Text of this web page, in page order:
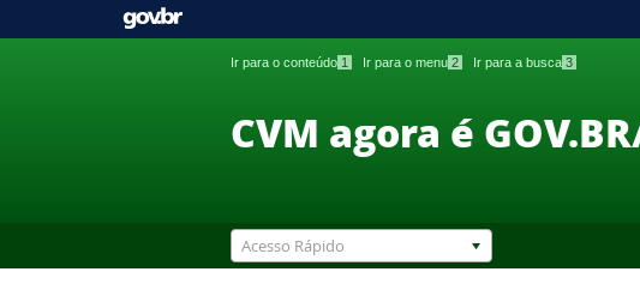
Ir para o conteúdo 1 Ir para o menu 2 Ir para a busca 3
CVM agora é
Acesso Rápido